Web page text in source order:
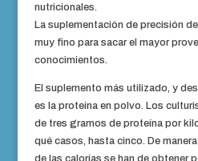
nutricionales.
La suplementación de precisión
muy fino para sacar el mayor
conocimientos.
El suplemento más utilizado, y
es la proteína en polvo. Los
de tres gramos de proteína por
qué casos, hasta cinco. De
de las calorías se han de obtener